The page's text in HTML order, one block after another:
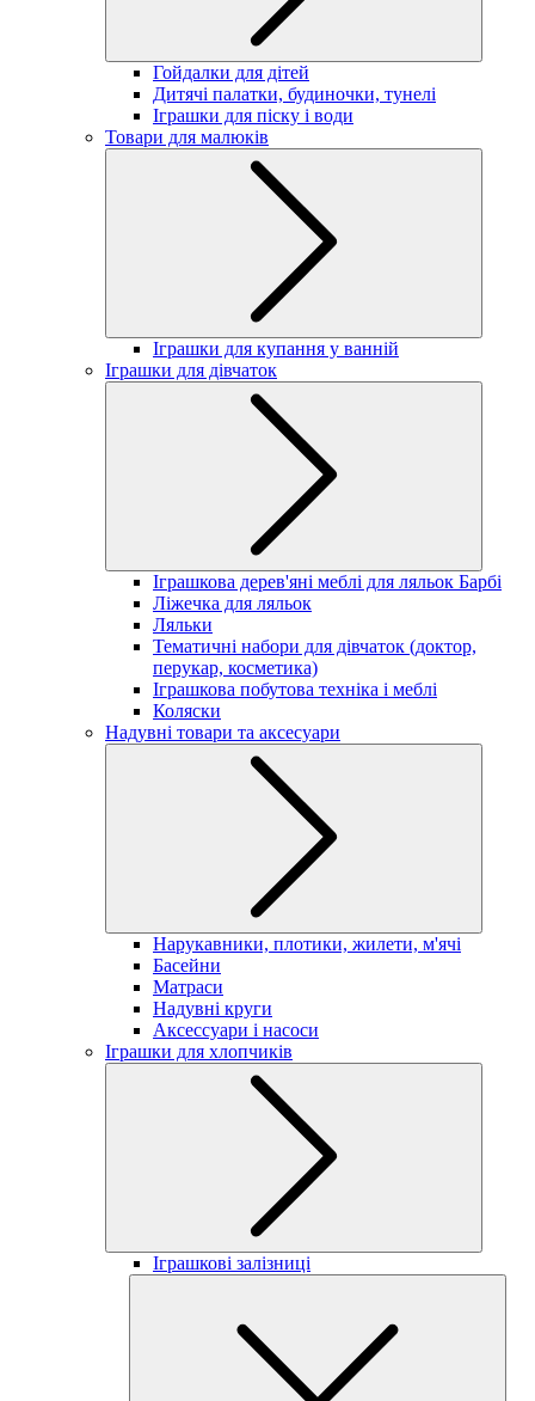
Гойдалки для дітей
Дитячі палатки, будиночки, тунелі
Іграшки для піску і води
Товари для малюків
Іграшки для купання у ванній
Іграшки для дівчаток
Іграшкова дерев'яні меблі для ляльок Барбі
Ліжечка для ляльок
Ляльки
Тематичні набори для дівчаток (доктор,
перукар, косметика)
Іграшкова побутова техніка і меблі
Коляски
Надувні товари та аксесуари
Нарукавники, плотики, жилети, м'ячі
Басейни
Матраси
Надувні круги
Аксессуари і насоси
Іграшки для хлопчиків
Іграшкові залізниці